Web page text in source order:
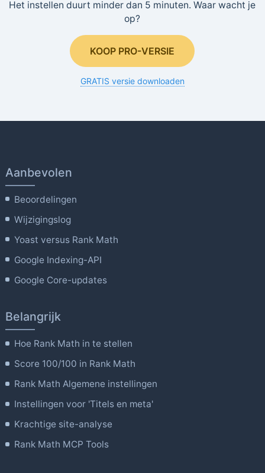
Het instellen duurt minder dan 5 minuten. Waar wacht je
op?
KOOP PRO-VERSIE
GRATIS versie downloaden
Aanbevolen
Beoordelingen
Wijzigingslog
Yoast versus Rank Math
Google Indexing-API
Google Core-updates
Belangrijk
Hoe Rank Math in te stellen
Score 100/100 in Rank Math
Rank Math Algemene instellingen
Instellingen voor 'Titels en meta'
Krachtige site-analyse
Rank Math MCP Tools